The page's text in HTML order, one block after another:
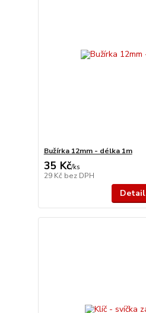
Bužírka 12mm - délka 1m
35 Kč/ks
29 Kč bez DPH
Detail